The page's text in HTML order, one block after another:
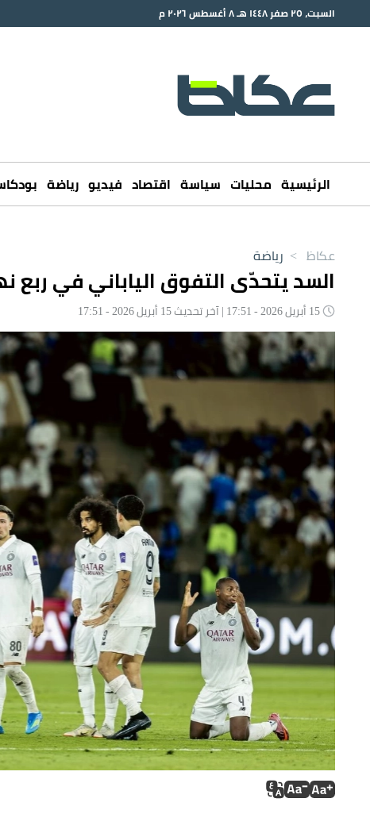
السبت، ٢٥ صفر ١٤٤٨ هـ ٨ أغسطس ٢٠٢٦ م
الرئيسية محليات سياسة اقتصاد فيديو رياضة
عكاظ > رياضة
السد يتحدّى التفوق الياباني في ربع